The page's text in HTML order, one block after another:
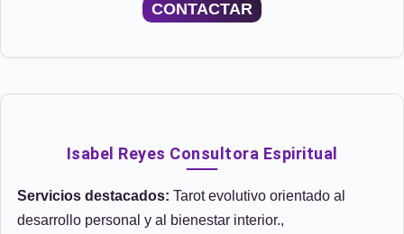
CONTACTAR
Isabel Reyes Consultora Espiritual
Servicios destacados: Tarot evolutivo orientado al
desarrollo personal y al bienestar interior.,